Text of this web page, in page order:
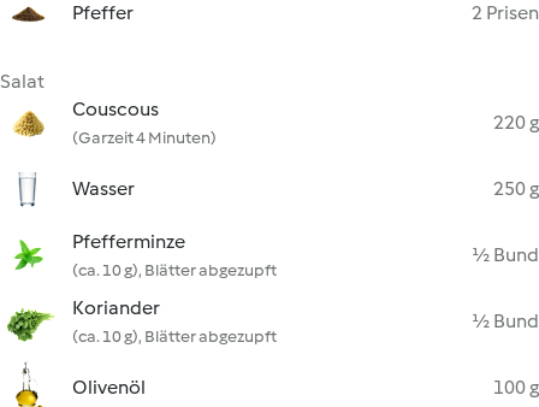
Pfeffer 2 Prisen
Salat
Couscous
(Garzeit 4 Minuten)
220 g
Wasser 250 g
Pfefferminze
(ca. 10 g), Blätter abgezupft
½ Bund
Koriander
(ca. 10 g), Blätter abgezupft
½ Bund
Olivenöl 100 g